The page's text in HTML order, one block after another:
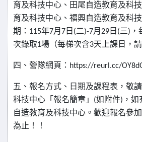
育及科技中心、田尾自造教育及科
育及科技中心、福興自造教育及科
期： 115年7月7日(二)-7月29日(三)
次錄取1場（每梯次含3天上課日，
四、營隊網頁： https://reurl.cc/
五、報名方式、日期及課程表，敬
科技中心「報名簡章」
(如附件) ，
自造教育及科技中心。歡迎報名參
為止！！